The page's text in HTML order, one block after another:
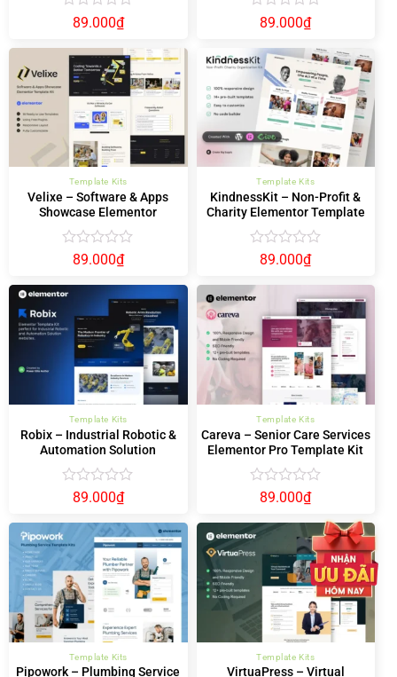
Được
hạng
sao
89.000₫
Được
hạng
0
sao
89.000₫
Template Kits
Velixe – Software & Apps
Showcase Elementor
Template Kit
Được
hạng
0
sao
89.000₫
Template Kits
KindnessKit – Non-Profit &
Charity Elementor Template
Kit – Donation & Fundraising
Được
hạng
0
sao
89.000₫
Template Kits
Robix – Industrial Robotic &
Automation Solution
Elementor Template Kit
Được
hạng
0
5
sao
89.000₫
Template Kits
Careva – Senior Care Services
Elementor Pro Template Kit
Được
hạng
0
5
89.000₫
Template Kits
Pipowork – Plumbing Service
Template Kits
VirtuaPress – Virtual